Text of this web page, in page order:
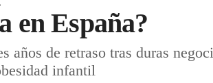
en España?
de retraso tras duras
infantil